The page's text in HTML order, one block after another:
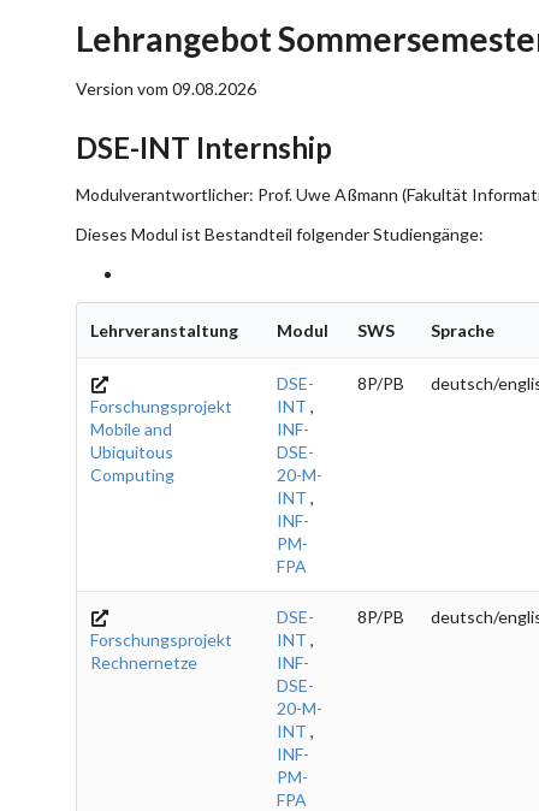
Lehrangebot
Version vom 09.08.2026
DSE-INT Internship
Modulverantwortlicher: Prof. Uwe Aßmann (Fakultät
Dieses Modul ist Bestandteil folgender Studiengänge:
Lehrveranstaltung Modul SWS Sprache
Forschungsprojekt
Mobile and
Ubiquitous
Computing
DSE-
INT ,
INF-
DSE-
20-M-
INT ,
INF-
PM-
FPA
8P/PB deutsch/
Forschungsprojekt
Rechnernetze
DSE-
INT ,
INF-
DSE-
20-M-
INT ,
INF-
PM-
FPA
8P/PB deutsch/